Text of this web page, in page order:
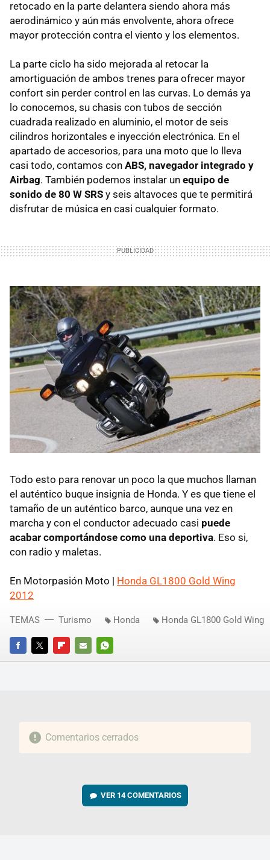
retocado en la parte delantera siendo ahora más
aerodinámico y aún más envolvente, ahora ofrece
mayor protección contra el viento y los elementos.
La parte ciclo ha sido mejorada al retocar la
amortiguación de ambos trenes para ofrecer mayor
confort sin perder control en las curvas. Lo demás ya
lo conocemos, su chasis con tubos de sección
cuadrada realizado en aluminio, el motor de seis
cilindros horizontales e inyección electrónica. En el
apartado de accesorios, para una moto que lo lleva
casi todo, contamos con ABS, navegador integrado y
Airbag. También podemos instalar un equipo de
sonido de 80 W SRS y seis altavoces que te permitirá
disfrutar de música en casi cualquier formato.
Todo esto para renovar un poco la que muchos llaman
el auténtico buque insignia de Honda. Y es que tiene el
tamaño de un auténtico barco, aunque una vez en
marcha y con el conductor adecuado casi puede
acabar comportándose como una deportiva. Eso si,
con radio y maletas.
En Motorpasión Moto | Honda GL1800 Gold Wing
2012
FACEBOOKTWITTERFLIPBOARD
E-
WHATSAPP
TEMAS Turismo Honda Honda GL1800 Gold Wing
Comentarios cerrados
VER 14 COMENTARIOS